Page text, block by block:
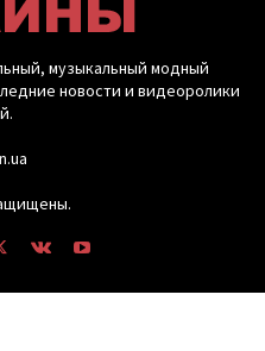
музыкальный модный
новости и видеоролики